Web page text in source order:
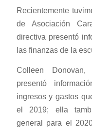
Recientemente
de Asociación
directiva presentó
las finanzas de la
Colleen
presentó
ingresos y gastos
el 2019; ella
general para el